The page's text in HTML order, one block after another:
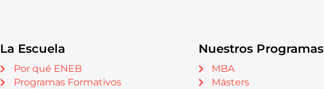
La Escuela
Por qué ENEB
Programas Formativos
Nuestros Programas
MBA
Másters